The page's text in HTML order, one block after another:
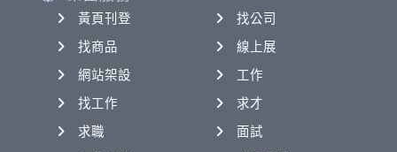
黃頁刊登
找公司
找商品
線上展
網站架設
工作
找工作
求才
求職
面試